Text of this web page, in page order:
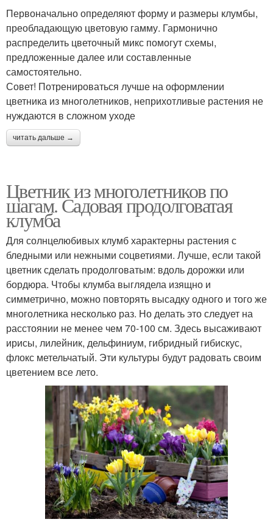
Первоначально определяют форму и размеры клумбы,
преобладающую цветовую гамму. Гармонично
распределить цветочный микс помогут схемы,
предложенные далее или составленные
самостоятельно.
​Совет! Потренироваться лучше на оформлении
цветника из многолетников, неприхотливые растения не
нуждаются в сложном уходе
читать дальше →
Цветник из многолетников по
шагам. Садовая продолговатая
клумба
Для солнцелюбивых клумб характерны растения с
бледными или нежными соцветиями. Лучше, если такой
цветник сделать продолговатым: вдоль дорожки или
бордюра. Чтобы клумба выглядела изящно и
симметрично, можно повторять высадку одного и того же
многолетника несколько раз. Но делать это следует на
расстоянии не менее чем 70-100 см. Здесь высаживают
ирисы, лилейник, дельфиниум, гибридный гибискус,
флокс метельчатый. Эти культуры будут радовать своим
цветением все лето.